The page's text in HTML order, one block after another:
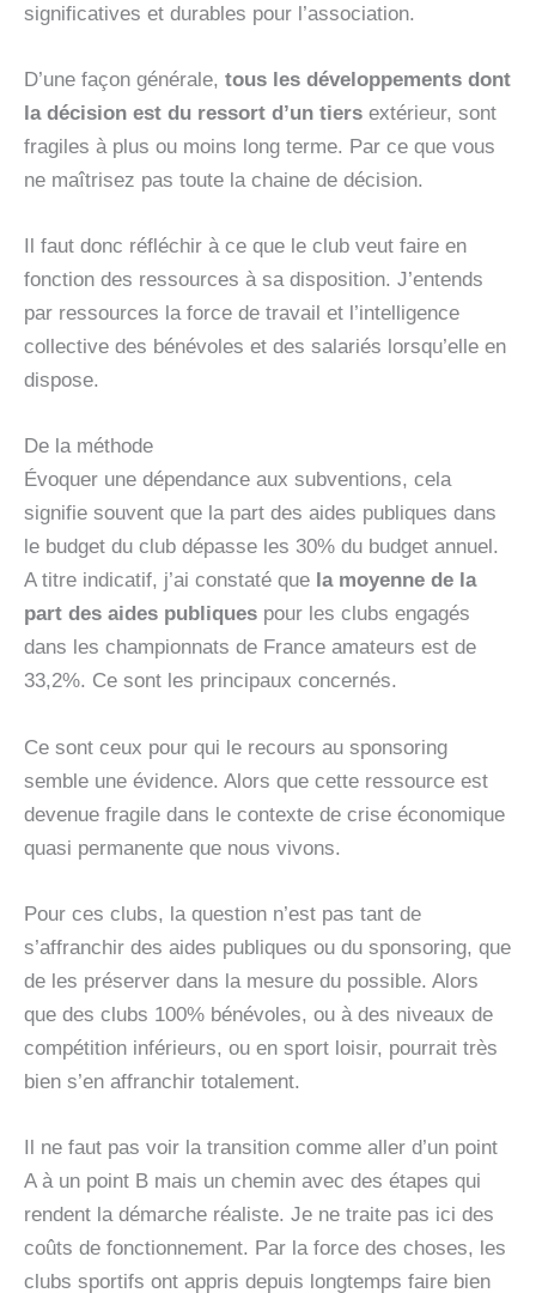
significatives et durables pour l’association.
D’une façon générale, tous les développements dont
la décision est du ressort d’un tiers extérieur, sont
fragiles à plus ou moins long terme. Par ce que vous
ne maîtrisez pas toute la chaine de décision.
Il faut donc réfléchir à ce que le club veut faire en
fonction des ressources à sa disposition. J’entends
par ressources la force de travail et l’intelligence
collective des bénévoles et des salariés lorsqu’elle en
dispose.
De la méthode
Évoquer une dépendance aux subventions, cela
signifie souvent que la part des aides publiques dans
le budget du club dépasse les 30% du budget annuel.
A titre indicatif, j’ai constaté que la moyenne de la
part des aides publiques pour les clubs engagés
dans les championnats de France amateurs est de
33,2%. Ce sont les principaux concernés.
Ce sont ceux pour qui le recours au sponsoring
semble une évidence. Alors que cette ressource est
devenue fragile dans le contexte de crise économique
quasi permanente que nous vivons.
Pour ces clubs, la question n’est pas tant de
s’affranchir des aides publiques ou du sponsoring, que
de les préserver dans la mesure du possible. Alors
que des clubs 100% bénévoles, ou à des niveaux de
compétition inférieurs, ou en sport loisir, pourrait très
bien s’en affranchir totalement.
Il ne faut pas voir la transition comme aller d’un point
A à un point B mais un chemin avec des étapes qui
rendent la démarche réaliste. Je ne traite pas ici des
coûts de fonctionnement. Par la force des choses, les
clubs sportifs ont appris depuis longtemps faire bien